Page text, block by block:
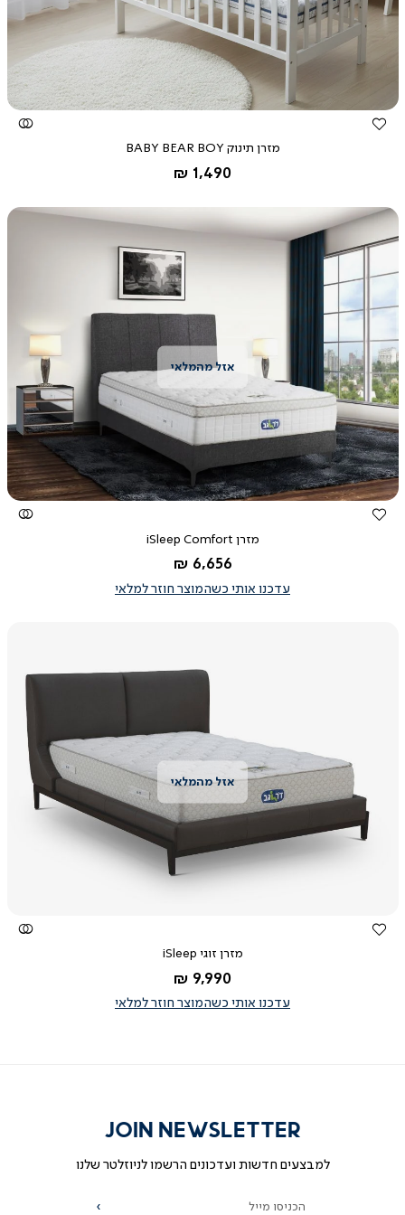
מזרן תינוק BABY BEAR BOY
החל מ-
1,490 ₪כחול
צפייה
מהירה
מזרן iSleep Comfort
החל מ-
6,656 ₪
עדכנו אותי כשהמוצר חוזר למלאי
צפייה
מהירה
מזרן זוגי iSleep
החל מ-
9,990 ₪
עדכנו אותי כשהמוצר חוזר למלאי
JOIN NEWSLETTER
למבצעים חדשות ועדכונים הרשמו לניוזלטר שלנו
הכניסו מייל הרשמה